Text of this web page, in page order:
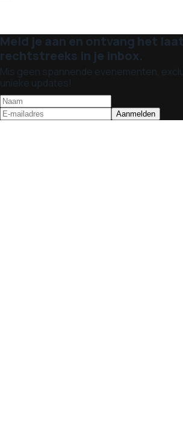
Meld je aan en ontvang het
rechtstreeks in je inbox.
Mis geen spannende evenementen,
unieke updates!